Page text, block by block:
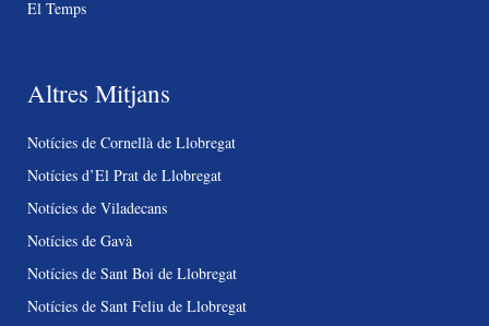
El Temps
Altres Mitjans
Notícies de Cornellà de Llobregat
Notícies d’El Prat de Llobregat
Notícies de Viladecans
Notícies de Gavà
Notícies de Sant Boi de Llobregat
Notícies de Sant Feliu de Llobregat